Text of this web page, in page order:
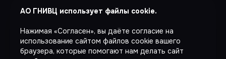
АО ГНИВЦ использует файлы cookie.
Нажимая «Согласен», вы даёте согласие на
использование сайтом файлов cookie вашего
браузера, которые помогают нам делать сайт
Согласие на обработку персональных данных
Политика конфиденциальности
Сайт собирает и хранит только те персональные данные